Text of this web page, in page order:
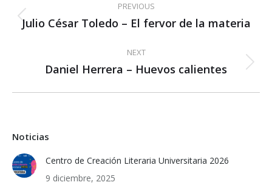
navigation
PREVIOUS
Previous
Julio César Toledo – El fervor de la materia
NEXT
Next
Daniel Herrera – Huevos calientes
Noticias
Centro de Creación Literaria Universitaria 2026
9 diciembre, 2025